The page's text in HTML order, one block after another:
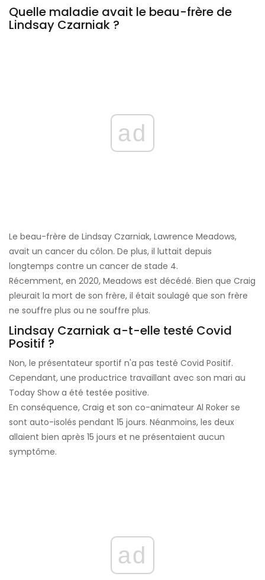
Quelle maladie avait le beau-frère de
Lindsay Czarniak ?
ad
Le beau-frère de Lindsay Czarniak, Lawrence Meadows,
avait un cancer du côlon. De plus, il luttait depuis
longtemps contre un cancer de stade 4.
Récemment, en 2020, Meadows est décédé. Bien que Craig
pleurait la mort de son frère, il était soulagé que son frère
ne souffre plus ou ne souffre plus.
Lindsay Czarniak a-t-elle testé Covid
Positif ?
Non, le présentateur sportif n'a pas testé Covid Positif.
Cependant, une productrice travaillant avec son mari au
Today Show a été testée positive.
En conséquence, Craig et son co-animateur Al Roker se
sont auto-isolés pendant 15 jours. Néanmoins, les deux
allaient bien après 15 jours et ne présentaient aucun
symptôme.
ad